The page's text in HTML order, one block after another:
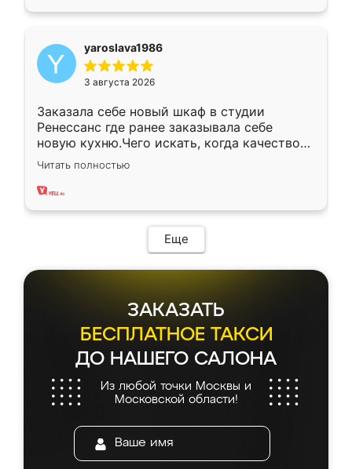
yaroslava1986
3 августа 2026
Заказала себе новый шкаф в студии
Ренессанс где ранее заказывала себе
новую кухню.Чего искать, когда качеством
вполне довольна. Служит кухня уже почти
два года, нареканий нет.
Читать полностью
Еще
ЗАКАЗАТЬ
БЕСПЛАТНОЕ ТАКСИ
ДО НАШЕГО САЛОНА
Из любой точки Москвы и
Московской области!